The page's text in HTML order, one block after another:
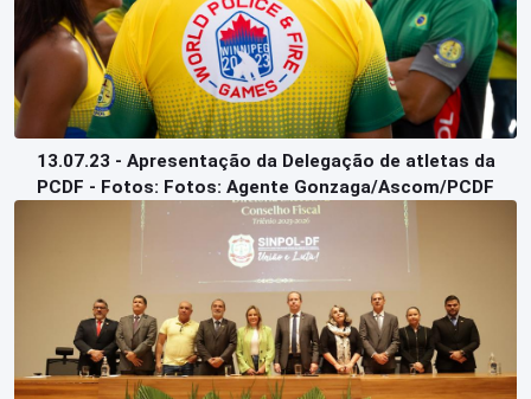
13.07.23 - Apresentação da Delegação de atletas da
PCDF - Fotos: Fotos: Agente Gonzaga/Ascom/PCDF